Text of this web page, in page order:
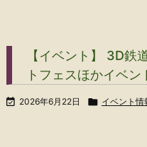
【イベント】 3D鉄
トフェスほかイベ
 2026年6月22日  イベント情